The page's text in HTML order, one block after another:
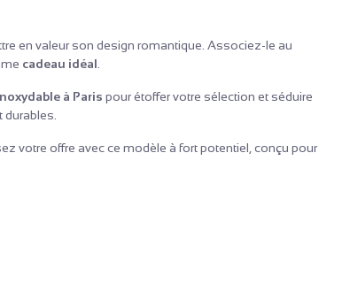
en valeur son design romantique. Associez-le au
cadeau idéal
à Paris pour étoffer votre sélection et séduire
votre offre avec ce modèle à fort potentiel, conçu pour